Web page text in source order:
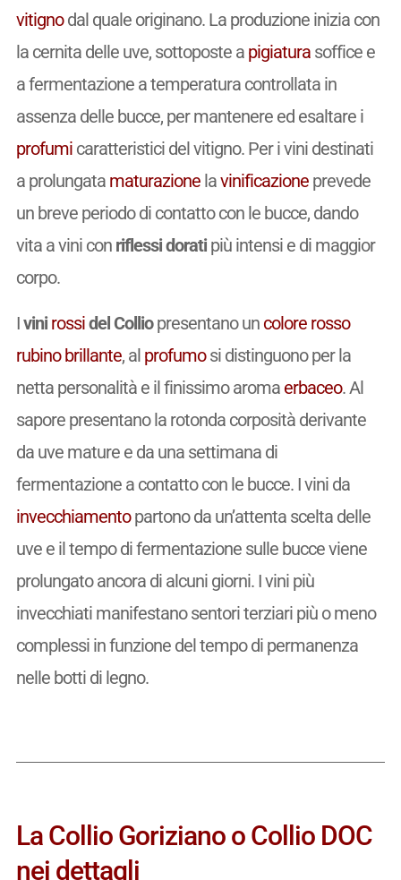
vitignodal quale originano. La produzione inizia con
la cernita delle uve, sottoposte a pigiaturasoffice e
a fermentazione a temperatura controllata in
assenza delle bucce, per mantenere ed esaltare i
profumicaratteristici del vitigno. Per i vini destinati
a prolungata maturazionelavinificazioneprevede
un breve periodo di contatto con le bucce, dando
vita a vini con riflessi doratipiù intensi e di maggior
corpo.
Ivinirossidel Colliopresentano un colore rosso
rubino brillante, al profumosi distinguono per la
netta personalità e il finissimo aroma erbaceo. Al
sapore presentano la rotonda corposità derivante
da uve mature e da una settimana di
fermentazione a contatto con le bucce. I vini da
invecchiamentopartono da un’attenta scelta delle
uve e il tempo di fermentazione sulle bucce viene
prolungato ancora di alcuni giorni. I vini più
invecchiati manifestano sentori terziari più o meno
complessi in funzione del tempo di permanenza
nelle botti di legno.
La Collio Goriziano o Collio DOC
nei dettagli